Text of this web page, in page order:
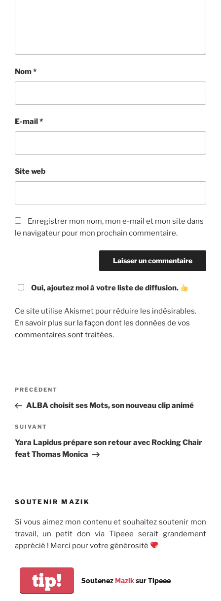
Nom*
E-mail *
Site web
Enregistrer mon nom, mon e-mail et mon site dans
le navigateur pour mon prochain commentaire.
Oui, ajoutez moi à votre liste de diffusion.
Ce site utilise Akismet pour réduire les indésirables.
En savoir plus sur la façon dont les données de vos
commentaires sont traitées.
Navigation
l’article
Article
précédent
PRÉCÉDENT
ALBA choisit ses Mots, son nouveau clip animé
Article
suivant
SUIVANT
Yara Lapidus prépare son retour avec Rocking Chair
feat Thomas Monica
SOUTENIR MAZIK
Si vous aimez mon contenu et souhaitez soutenir mon
travail, un petit don via Tipeee serait grandement
apprécié ! Merci pour votre générosité
tip! Soutenez Maziksur Tipeee